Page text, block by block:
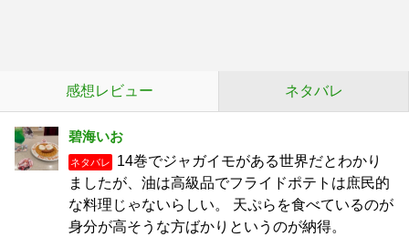
感想レビュー ネタバレ
碧海いお
ネタバレ
14巻でジャガイモがある世界だとわかり
ましたが、油は高級品でフライドポテトは庶民的
な料理じゃないらしい。 天ぷらを食べているのが
身分が高そうな方ばかりというのが納得。